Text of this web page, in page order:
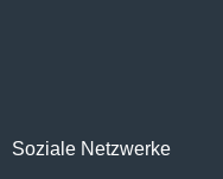
Soziale Netzwerke